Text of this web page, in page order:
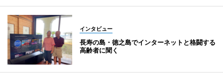
インタビュー
長寿の島・徳之島でインターネットと格闘する
高齢者に聞く